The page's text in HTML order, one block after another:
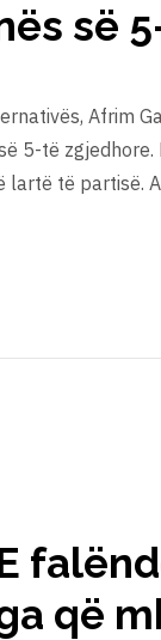
së
Afrim
5-të
lartë të partisë.
që